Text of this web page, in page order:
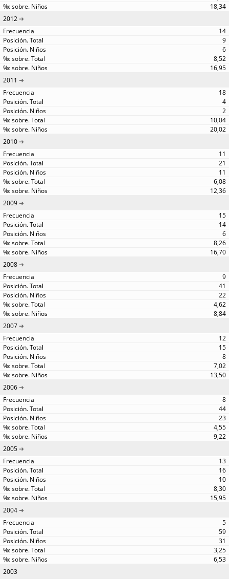
18,34
2012
14
9
6
8,52
16,95
2011
18
4
2
10,04
20,02
2010
11
21
11
6,08
12,36
2009
15
14
6
8,26
16,70
2008
9
41
22
4,62
8,84
2007
12
15
8
7,02
13,50
2006
8
44
23
4,55
9,22
2005
13
16
10
8,30
15,95
2004
5
59
31
3,25
6,53
2003